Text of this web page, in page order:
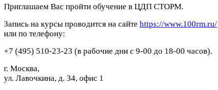
Приглашаем Вас пройти обучение в ЦДП СТОРМ.
Запись на курсы проводится на сайте https://www.100rm.ru/
или по телефону:
+7 (495) 510-23-23 (в рабочие дни с 9-00 до 18-00 часов).
г. Москва,
ул. Лавочкина, д. 34, офис 1